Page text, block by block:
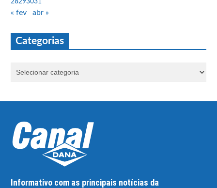
« fev abr »
Categorias
Informativo com as principais notícias da